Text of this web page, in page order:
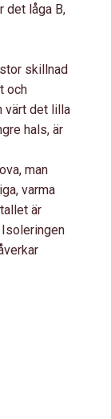
det låga B,
skillnad
och
värt det lilla
hals, är
man
varma
är
Isoleringen